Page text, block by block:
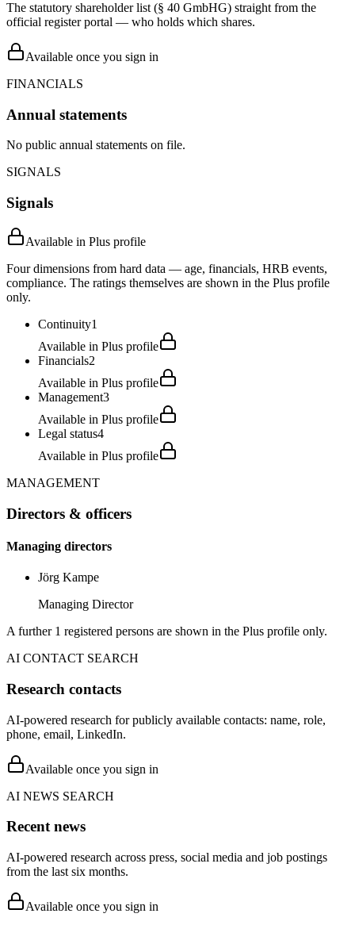
The statutory shareholder list (§ 40 GmbHG) straight from the
official register portal — who holds which shares.
Available once you sign in
FINANCIALS
Annual statements
No public annual statements on file.
SIGNALS
Signals
Available in Plus profile
Four dimensions from hard data — age, financials, HRB events,
compliance. The ratings themselves are shown in the Plus profile
only.
Continuity1
Available in Plus profile
Financials2
Available in Plus profile
Management3
Available in Plus profile
Legal status4
Available in Plus profile
MANAGEMENT
Directors & officers
Managing directors
Jörg Kampe
Managing Director
A further 1 registered persons are shown in the Plus profile only.
AI CONTACT SEARCH
Research contacts
AI-powered research for publicly available contacts: name, role,
phone, email, LinkedIn.
Available once you sign in
AI NEWS SEARCH
Recent news
AI-powered research across press, social media and job postings
from the last six months.
Available once you sign in